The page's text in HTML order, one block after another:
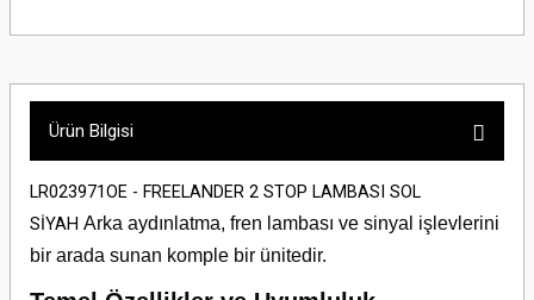
Ürün Bilgisi
LR023971OE - FREELANDER 2 STOP LAMBASI SOL
SİYAH Arka aydınlatma, fren lambası ve sinyal işlevlerini
bir arada sunan komple bir ünitedir.